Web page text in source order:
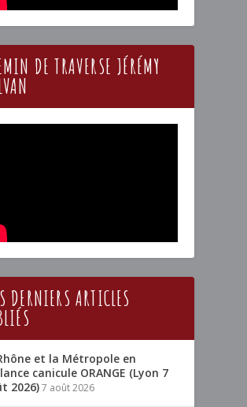
DE TRAVERSE JÉRÉMY
DERNIERS ARTICLES
et la Métropole en
canicule ORANGE (Lyon 7
2026)7 août 2026